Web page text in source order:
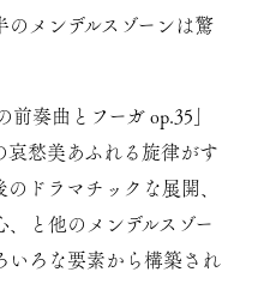
のメンデルスゾーンは驚
前奏曲とフーガ op.35」
哀愁美あふれる旋律がす
ドラマチックな展開、
と他のメンデルスゾー
いろな要素から構築され